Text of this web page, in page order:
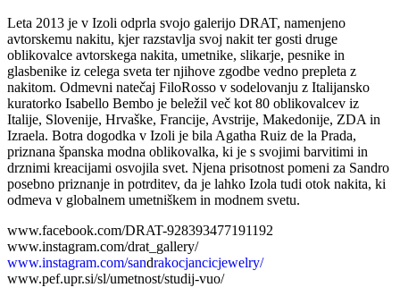
Leta 2013 je v Izoli odprla svojo galerijo DRAT, namenjeno
avtorskemu nakitu, kjer razstavlja svoj nakit ter gosti druge
oblikovalce avtorskega nakita, umetnike, slikarje, pesnike in
glasbenike iz celega sveta ter njihove zgodbe vedno prepleta z
nakitom. Odmevni natečaj FiloRosso v sodelovanju z Italijansko
kuratorko Isabello Bembo je beležil več kot 80 oblikovalcev iz
Italije, Slovenije, Hrvaške, Francije, Avstrije, Makedonije, ZDA in
Izraela. Botra dogodka v Izoli je bila Agatha Ruiz de la Prada,
priznana španska modna oblikovalka, ki je s svojimi barvitimi in
drznimi kreacijami osvojila svet. Njena prisotnost pomeni za Sandro
posebno priznanje in potrditev, da je lahko Izola tudi otok nakita, ki
odmeva v globalnem umetniškem in modnem svetu.
www.facebook.com/DRAT-928393477191192
www.instagram.com/drat_gallery/
www.instagram.com/sandrakocjancicjewelry/
www.pef.upr.si/sl/umetnost/studij-vuo/